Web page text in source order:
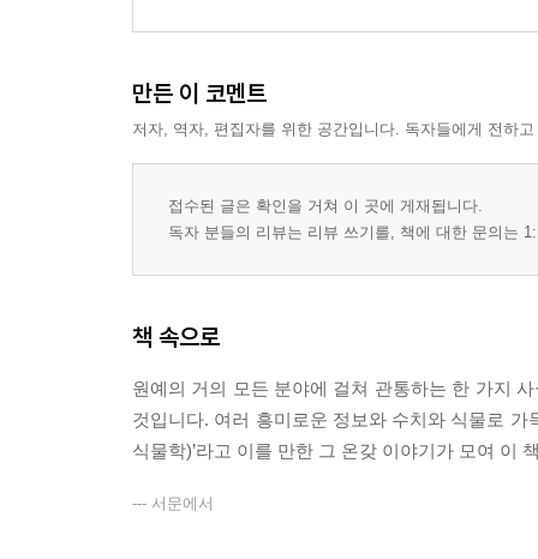
만든 이 코멘트
저자, 역자, 편집자를 위한 공간입니다. 독자들에게 전하
접수된 글은 확인을 거쳐 이 곳에 게재됩니다.
독자 분들의 리뷰는 리뷰 쓰기를, 책에 대한 문의는
책 속으로
원예의 거의 모든 분야에 걸쳐 관통하는 한 가지
것입니다. 여러 흥미로운 정보와 수치와 식물로 가
식물학)’라고 이를 만한 그 온갖 이야기가 모여 이
--- 서문에서